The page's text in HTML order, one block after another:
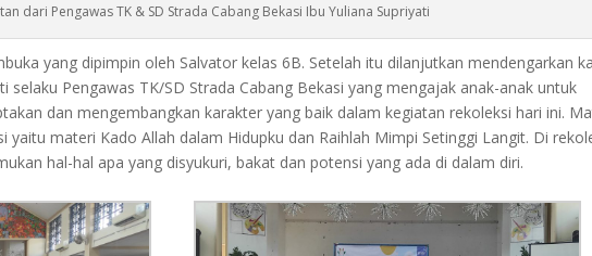
dari Pengawas TK & SD Strada Cabang Bekasi Ibu Yuliana Supriyati
yang dipimpin oleh Salvator kelas 6B. Setelah itu dilanjutkan mendengarkan
selaku Pengawas TK/SD Strada Cabang Bekasi yang mengajak anak-anak untuk
dan mengembangkan karakter yang baik dalam kegiatan rekoleksi hari ini.
yaitu materi Kado Allah dalam Hidupku dan Raihlah Mimpi Setinggi Langit. Di
hal-hal apa yang disyukuri, bakat dan potensi yang ada di dalam diri.